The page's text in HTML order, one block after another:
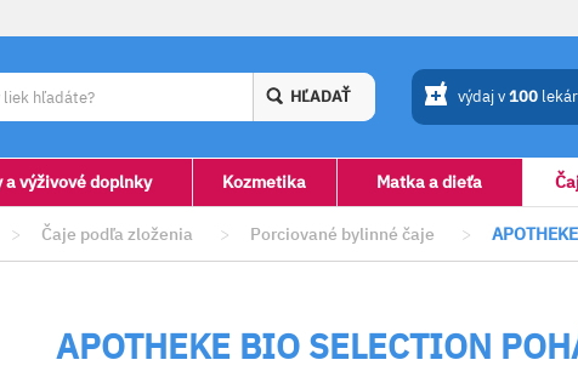
HĽADAŤ výdaj v100
a výživové doplnky Kozmetika Matka a dieťa
> Čaje podľa zloženia > Porciované bylinné čaje >
APOTHEKE BIO SELECTION